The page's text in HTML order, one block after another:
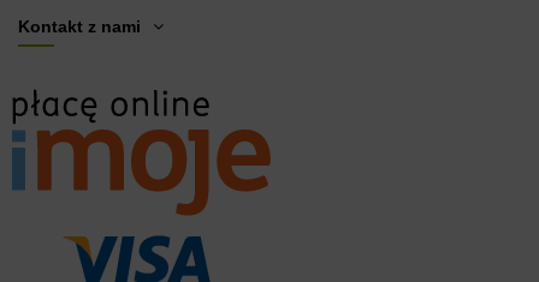
Kontakt z nami